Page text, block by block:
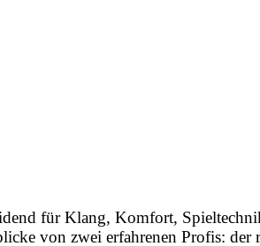
für Klang, Komfort,
von zwei erfahrenen Profis: der